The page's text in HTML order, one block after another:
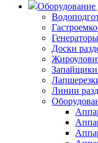
Оборудование
Доски
Линии